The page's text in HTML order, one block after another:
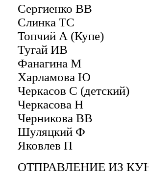
Сергиенко ВВ
Слинка ТС
Топчий А (Купе)
Тугай ИВ
Фанагина М
Харламова Ю
Черкасов С (детский)
Черкасова Н
Черникова ВВ
Шуляцкий Ф
Яковлев П
ОТПРАВЛЕНИЕ ИЗ